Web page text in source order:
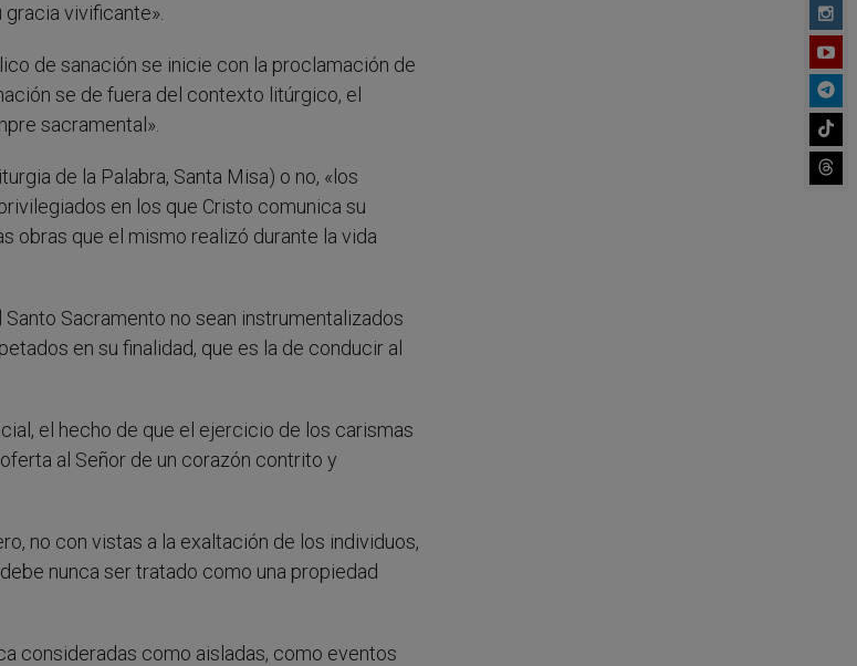
vivificante».
de sanación se inicie con la proclamación de
se de fuera del contexto litúrgico, el
sacramental».
de la Palabra, Santa Misa) o no, «los
en los que Cristo comunica su
obras que el mismo realizó durante la vida
Sacramento no sean instrumentalizados
en su finalidad, que es la de conducir al
el hecho de que el ejercicio de los carismas
al Señor de un corazón contrito y
no con vistas a la exaltación de los individuos,
nunca ser tratado como una propiedad
consideradas como aisladas, como eventos